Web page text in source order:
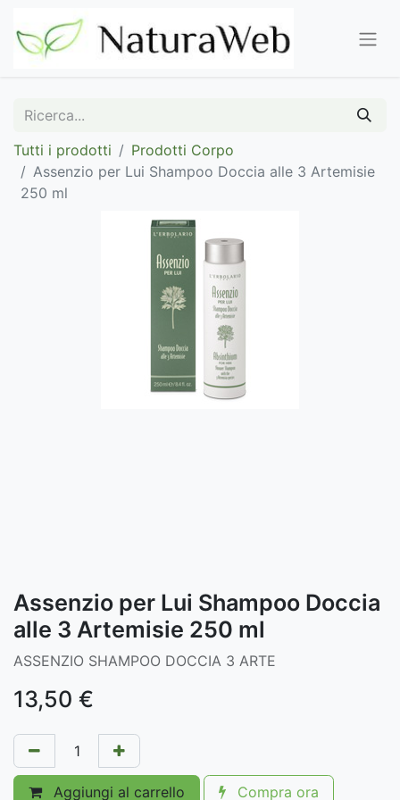
Tutti i prodotti
Prodotti Corpo
Assenzio per Lui Shampoo Doccia alle 3 Artemisie
250 ml
Assenzio per Lui Shampoo Doccia
alle 3 Artemisie 250 ml
ASSENZIO SHAMPOO DOCCIA 3 ARTE
13,50 €
Aggiungi al carrello Compra ora